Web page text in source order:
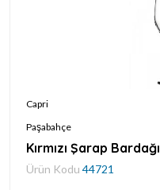
Capri
Paşabahçe
Kırmızı Şarap Bardağı
Ürün Kodu 44721